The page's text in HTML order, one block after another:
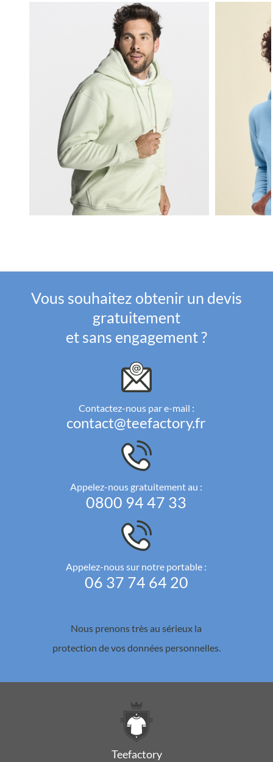
Vous souhaitez obtenir un devis
gratuitement
et sans engagement ?
Contactez-nous par e-mail :
contact@teefactory.fr
Appelez-nous gratuitement au :
0800 94 47 33
Appelez-nous sur notre portable :
06 37 74 64 20
Nous prenons très au sérieux la
protection de vos données personnelles.
Teefactory